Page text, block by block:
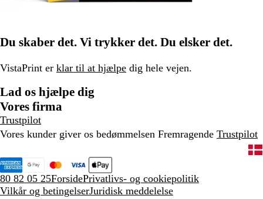
Du skaber det. Vi trykker det. Du elsker det.
VistaPrint er klar til at hjælpe dig hele vejen.
Lad os hjælpe dig
Vores firma
Trustpilot
Vores kunder giver os bedømmelsen Fremragende Trustpilot
80 82 05 25ForsidePrivatlivs- og cookiepolitik
Vilkår og betingelserJuridisk meddelelse